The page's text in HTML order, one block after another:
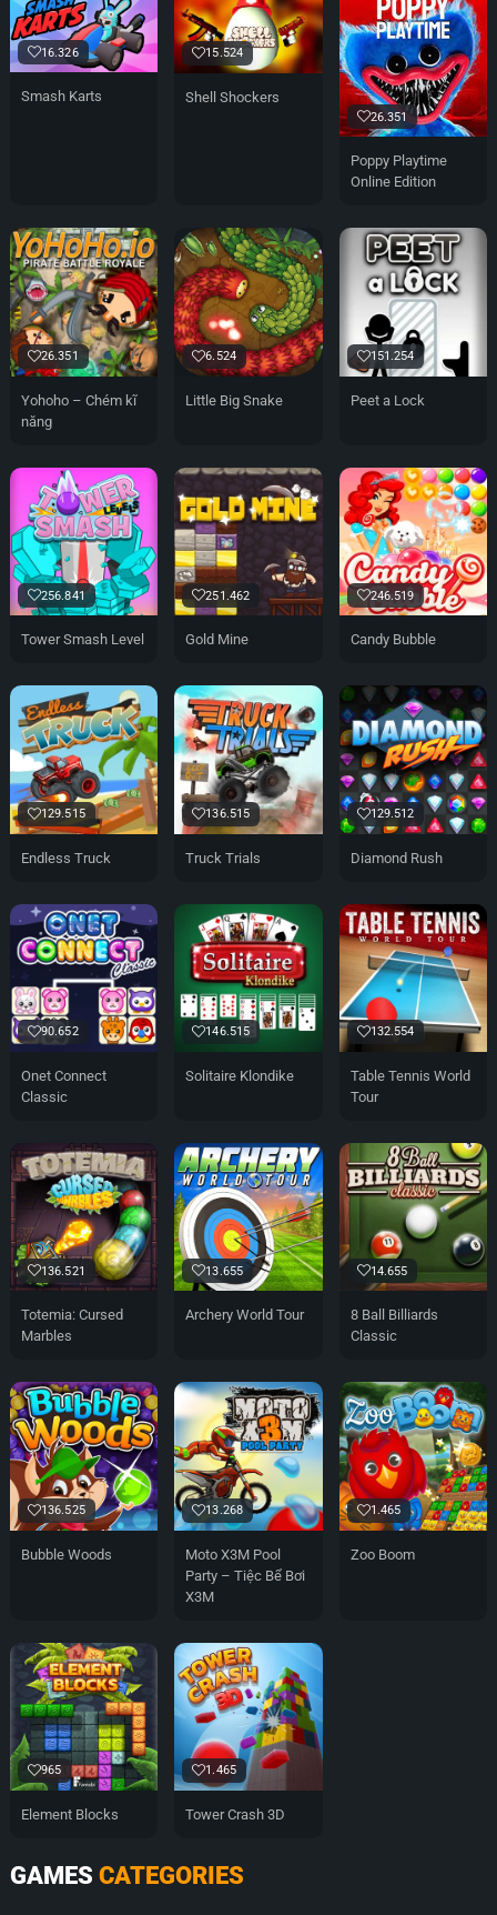
16.326
Smash Karts
15.524
Shell Shockers
26.351
Poppy Playtime
Online Edition
26.351
Yohoho – Chém kĩ
năng
6.524
Little Big Snake
151.254
Peet a Lock
256.841
Tower Smash Level
251.462
Gold Mine
246.519
Candy Bubble
129.515
Endless Truck
136.515
Truck Trials
129.512
Diamond Rush
90.652
Onet Connect
Classic
146.515
Solitaire Klondike
132.554
Table Tennis World
Tour
136.521
Totemia: Cursed
Marbles
13.655
Archery World Tour
14.655
8 Ball Billiards
Classic
136.525
Bubble Woods
13.268
Moto X3M Pool
Party – Tiệc Bể Bơi
X3M
1.465
Zoo Boom
965
Element Blocks
1.465
Tower Crash 3D
GAMES CATEGORIES